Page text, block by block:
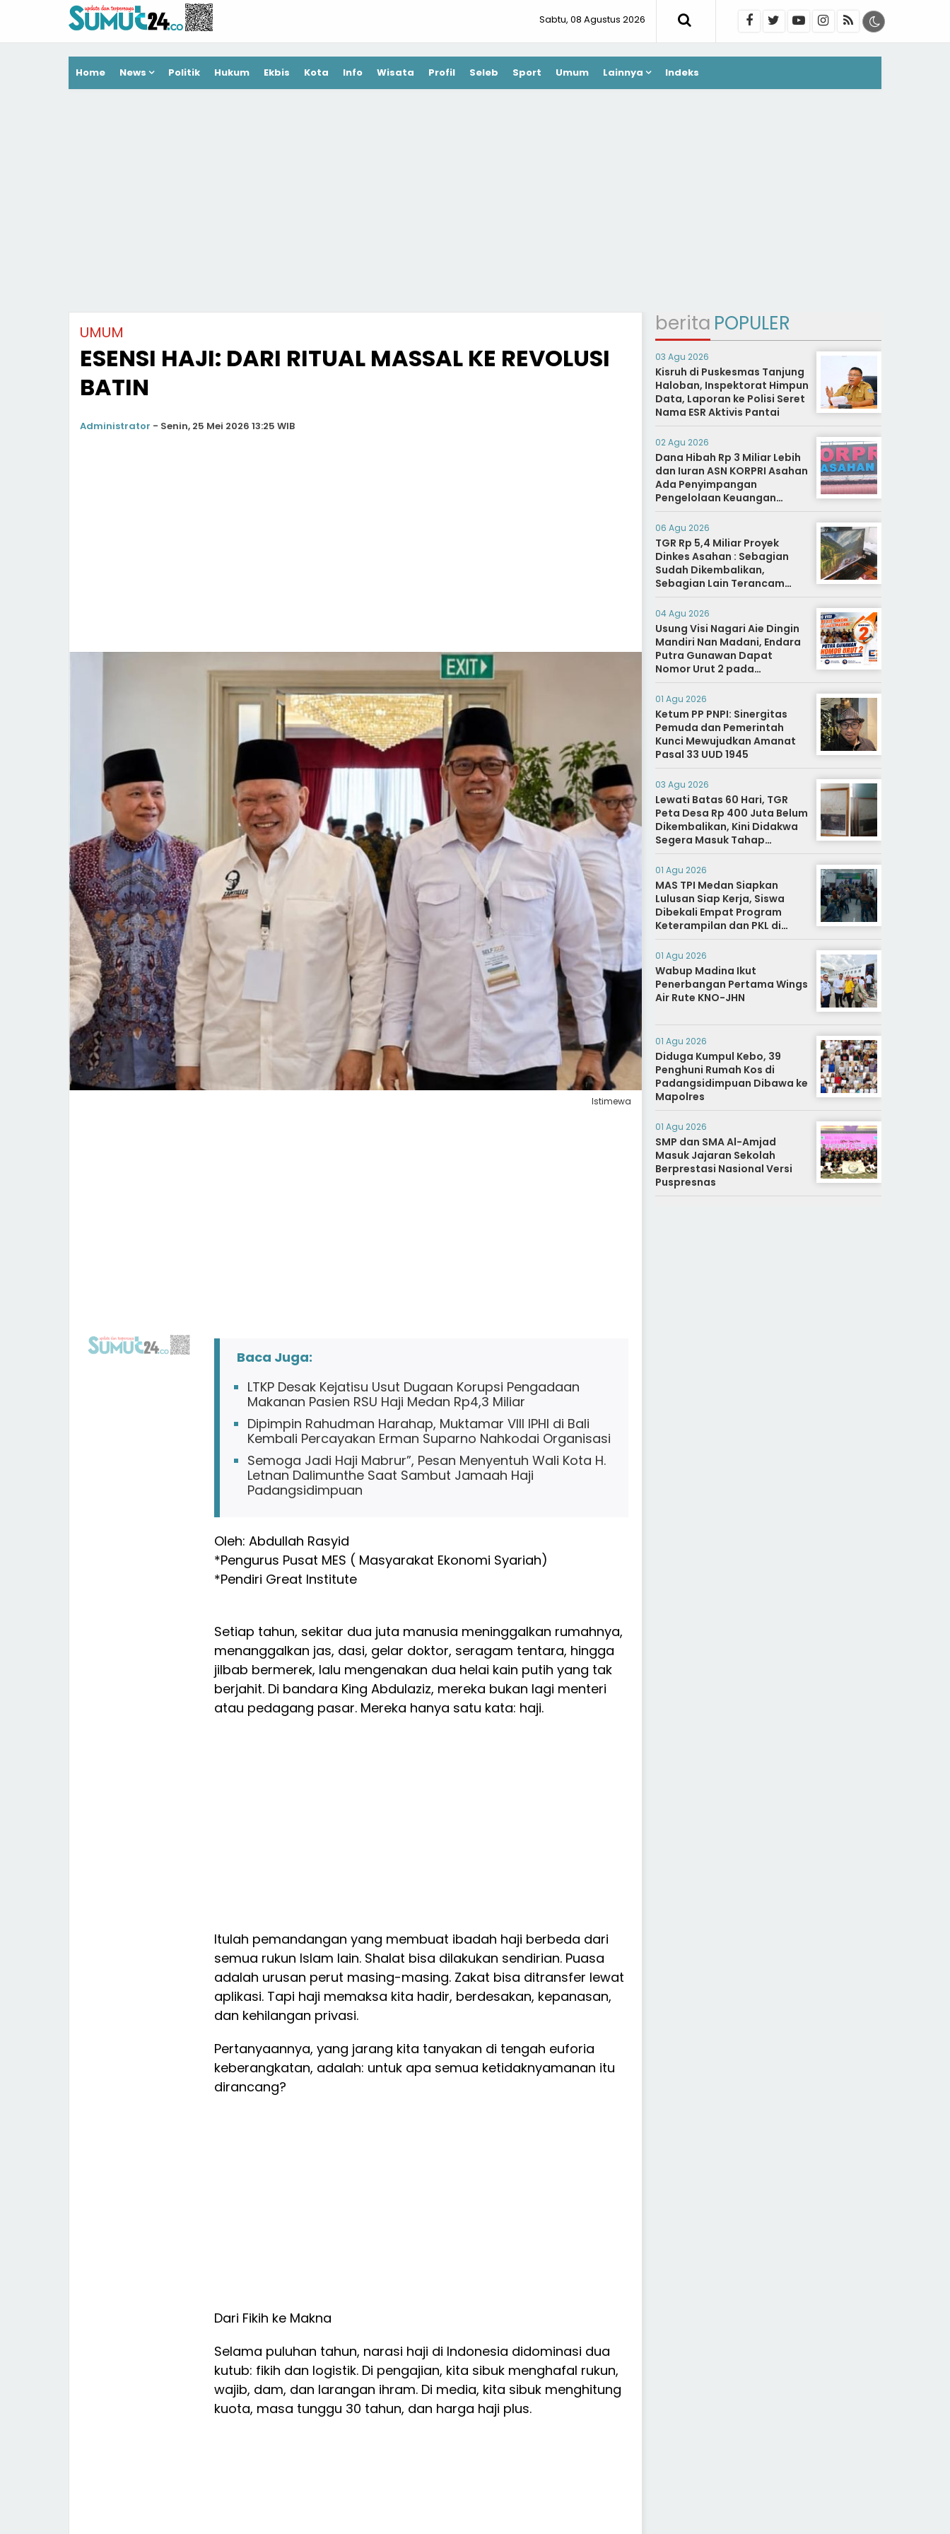
Sabtu, 08 Agustus 2026
Home News Politik Hukum Ekbis Kota Info Wisata Profil Seleb Sport Umum Lainnya Indeks
UMUM
ESENSI HAJI: DARI RITUAL MASSAL KE REVOLUSI
BATIN
Administrator - Senin, 25 Mei 2026 13:25 WIB
Istimewa
Baca Juga:
LTKP Desak Kejatisu Usut Dugaan Korupsi Pengadaan
Makanan Pasien RSU Haji Medan Rp4,3 Miliar
Dipimpin Rahudman Harahap, Muktamar VIII IPHI di Bali
Kembali Percayakan Erman Suparno Nahkodai Organisasi
Semoga Jadi Haji Mabrur”, Pesan Menyentuh Wali Kota H.
Letnan Dalimunthe Saat Sambut Jamaah Haji
Padangsidimpuan
Oleh: Abdullah Rasyid
*Pengurus Pusat MES ( Masyarakat Ekonomi Syariah)
*Pendiri Great Institute
Setiap tahun, sekitar dua juta manusia meninggalkan rumahnya,
menanggalkan jas, dasi, gelar doktor, seragam tentara, hingga
jilbab bermerek, lalu mengenakan dua helai kain putih yang tak
berjahit. Di bandara King Abdulaziz, mereka bukan lagi menteri
atau pedagang pasar. Mereka hanya satu kata: haji.
Itulah pemandangan yang membuat ibadah haji berbeda dari
semua rukun Islam lain. Shalat bisa dilakukan sendirian. Puasa
adalah urusan perut masing-masing. Zakat bisa ditransfer lewat
aplikasi. Tapi haji memaksa kita hadir, berdesakan, kepanasan,
dan kehilangan privasi.
Pertanyaannya, yang jarang kita tanyakan di tengah euforia
keberangkatan, adalah: untuk apa semua ketidaknyamanan itu
dirancang?
Dari Fikih ke Makna
Selama puluhan tahun, narasi haji di Indonesia didominasi dua
kutub: fikih dan logistik. Di pengajian, kita sibuk menghafal rukun,
wajib, dam, dan larangan ihram. Di media, kita sibuk menghitung
kuota, masa tunggu 30 tahun, dan harga haji plus.
berita POPULER
03 Agu 2026
Kisruh di Puskesmas Tanjung
Haloban, Inspektorat Himpun
Data, Laporan ke Polisi Seret
Nama ESR Aktivis Pantai
02 Agu 2026
Dana Hibah Rp 3 Miliar Lebih
dan Iuran ASN KORPRI Asahan
Ada Penyimpangan
Pengelolaan Keuangan
Dipertanyakan, Aparat
Diminta Segera Usut
06 Agu 2026
TGR Rp 5,4 Miliar Proyek
Dinkes Asahan : Sebagian
Sudah Dikembalikan,
Sebagian Lain Terancam
Sanksi Hukuman Berat
04 Agu 2026
Usung Visi Nagari Aie Dingin
Mandiri Nan Madani, Endara
Putra Gunawan Dapat
Nomor Urut 2 pada
Penetapan Calon Wali
Nagari.
01 Agu 2026
Ketum PP PNPI: Sinergitas
Pemuda dan Pemerintah
Kunci Mewujudkan Amanat
Pasal 33 UUD 1945
03 Agu 2026
Lewati Batas 60 Hari, TGR
Peta Desa Rp 400 Juta Belum
Dikembalikan, Kini Didakwa
Segera Masuk Tahap
Penyidikan
01 Agu 2026
MAS TPI Medan Siapkan
Lulusan Siap Kerja, Siswa
Dibekali Empat Program
Keterampilan dan PKL di
Dunia Industri
01 Agu 2026
Wabup Madina Ikut
Penerbangan Pertama Wings
Air Rute KNO-JHN
01 Agu 2026
Diduga Kumpul Kebo, 39
Penghuni Rumah Kos di
Padangsidimpuan Dibawa ke
Mapolres
01 Agu 2026
SMP dan SMA Al-Amjad
Masuk Jajaran Sekolah
Berprestasi Nasional Versi
Puspresnas